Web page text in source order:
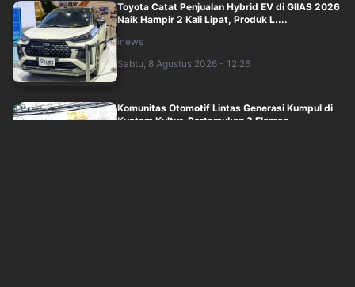
Toyota Catat Penjualan Hybrid EV di GIIAS 2026
Naik Hampir 2 Kali Lipat, Produk L....
inews
Sabtu, 8 Agustus 2026 - 12:26
Komunitas Otomotif Lintas Generasi Kumpul di
Kustom Kultur, Pertemukan 3 Elemen